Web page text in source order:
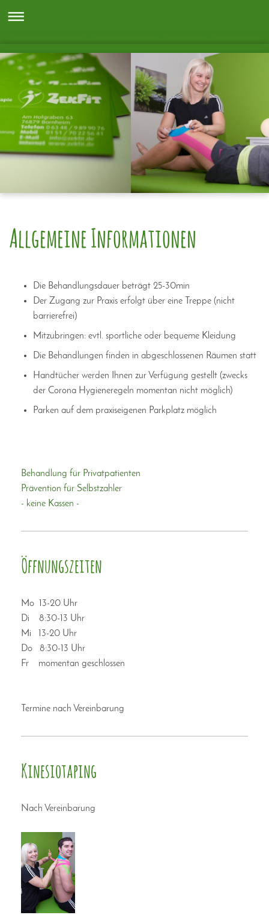
Allgemeine Informationen
Die Behandlungsdauer beträgt 25-30min
Der Zugang zur Praxis erfolgt über eine Treppe (nicht
barrierefrei)
Mitzubringen: evtl. sportliche oder bequeme Kleidung
Die Behandlungen finden in abgeschlossenen Räumen statt
Handtücher werden Ihnen zur Verfügung gestellt (zwecks
der Corona Hygieneregeln momentan nicht möglich)
Parken auf dem praxiseigenen Parkplatz möglich
Behandlung für Privatpatienten
Prävention für Selbstzahler
- keine Kassen -
Öffnungszeiten
Mo 13-20 Uhr
Di 8:30-13 Uhr
Mi 13-20 Uhr
Do 8:30-13 Uhr
Fr momentan geschlossen
Termine nach Vereinbarung
Kinesiotaping
Nach Vereinbarung